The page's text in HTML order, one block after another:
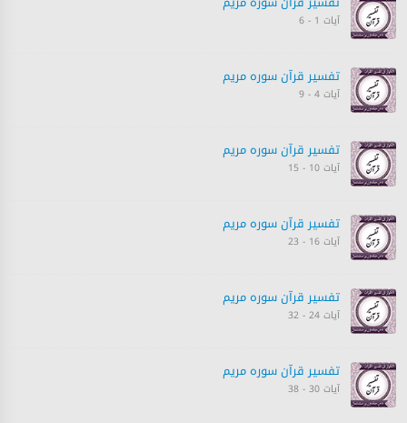
آیات 1 - 6
تفسیر قرآن سورہ ‎مريم
آیات 4 - 9
تفسیر قرآن سورہ ‎مريم
آیات 10 - 15
تفسیر قرآن سورہ ‎مريم
آیات 16 - 23
تفسیر قرآن سورہ ‎مريم
آیات 24 - 32
تفسیر قرآن سورہ ‎مريم
آیات 30 - 38